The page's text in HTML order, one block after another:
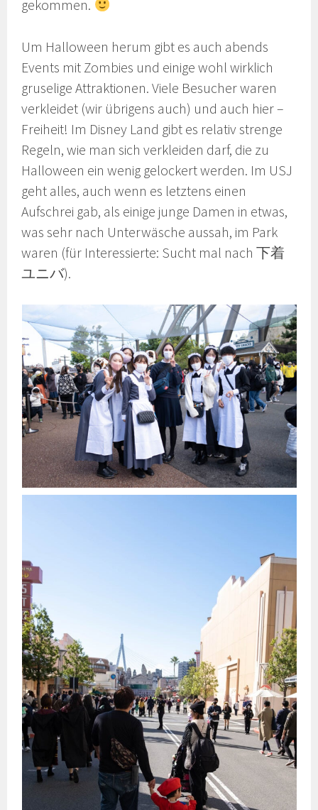
gekommen.
Um Halloween herum gibt es auch abends
Events mit Zombies und einige wohl wirklich
gruselige Attraktionen. Viele Besucher waren
verkleidet (wir übrigens auch) und auch hier –
Freiheit! Im Disney Land gibt es relativ strenge
Regeln, wie man sich verkleiden darf, die zu
Halloween ein wenig gelockert werden. Im USJ
geht alles, auch wenn es letztens einen
Aufschrei gab, als einige junge Damen in etwas,
was sehr nach Unterwäsche aussah, im Park
waren (für Interessierte: Sucht mal nach 下着
ユニバ).